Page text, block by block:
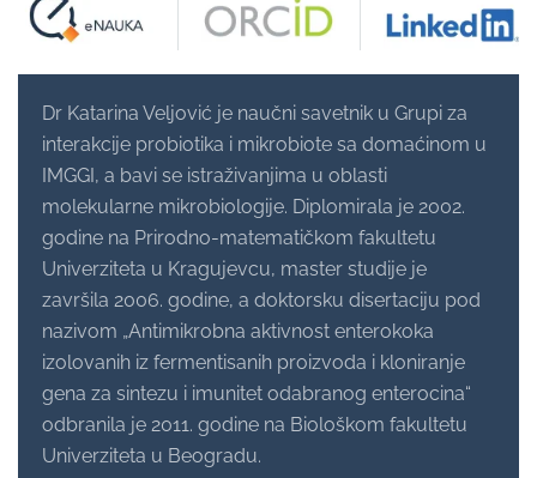
Dr Katarina Veljović je naučni savetnik u Grupi za
interakcije probiotika i mikrobiote sa domaćinom u
IMGGI, a bavi se istraživanjima u oblasti
molekularne mikrobiologije. Diplomirala je 2002.
godine na Prirodno-matematičkom fakultetu
Univerziteta u Kragujevcu, master studije je
završila 2006. godine, a doktorsku disertaciju pod
nazivom „Antimikrobna aktivnost enterokoka
izolovanih iz fermentisanih proizvoda i kloniranje
gena za sintezu i imunitet odabranog enterocina“
odbranila je 2011. godine na Biološkom fakultetu
Univerziteta u Beogradu.